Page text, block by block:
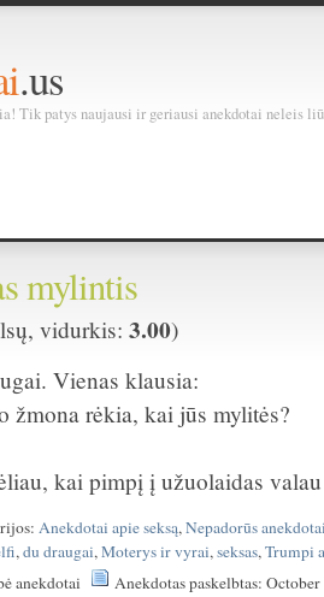
.us
Tik patys naujausi ir geriausi anekdotai neleis
mylintis
vidurkis:3.00)
Vienas klausia:
žmona rėkia, kai jūs mylitės?
kai pimpį į užuolaidas
Anekdotai apie seksą,Nepadorūs
,du draugai,Moterys ir vyrai,seksas,Trumpi
anekdotai
Anekdotas paskelbtas: